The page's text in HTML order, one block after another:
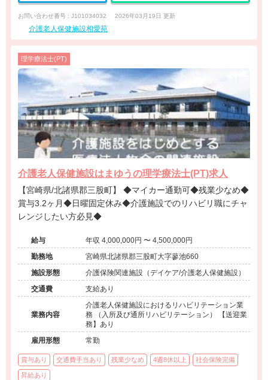
お問い合わせ番号 : J101034032 2026年03月19日 更新
介護老人保健施設相愛苑
理学療法士(PT)
介護老人保健施設はまゆうの理学療法士(PT)求人
【宮崎県/北諸県郡三股町】 ◆マイカー通勤可◆残業少なめ◆
賞与3.2ヶ月◆日曜固定休み◆介護施設でのリハビリ職にチャ
レンジしたい方必見◆
給与
年収 4,000,000円 〜 4,500,000円
勤務地
宮崎県北諸県郡三股町大字蓼池660
施設形態
介護保険関連施設（デイケア/介護老人保健施設）
交通費
支給あり
業務内容
介護老人保健施設におけるリハビリテーション業
務 （入所及び通所リハビリテーション） 【送迎業
務】あり
雇用形態
常勤
賞与あり 交通費手当あり 残業少なめ 4週8休以上 社会保険完備
昇給あり